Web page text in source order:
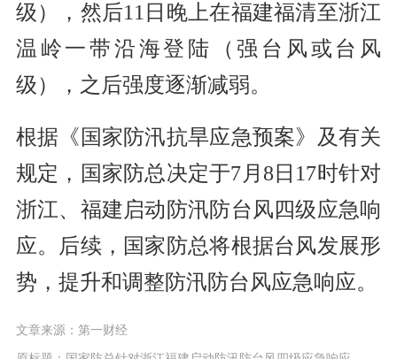
级），然后11日晚上在福建福清至浙江
温岭一带沿海登陆（强台风或台风
级），之后强度逐渐减弱。
根据《国家防汛抗旱应急预案》及有关
规定，国家防总决定于7月8日17时针对
浙江、福建启动防汛防台风四级应急响
应。后续，国家防总将根据台风发展形
势，提升和调整防汛防台风应急响应。
文章来源：第一财经